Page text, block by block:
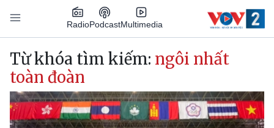
Nhảy đến nội dung
RadioPodcastMultimedia
Main navigation
Từ khóa tìm kiếm: ngôi nhất
toàn đoàn